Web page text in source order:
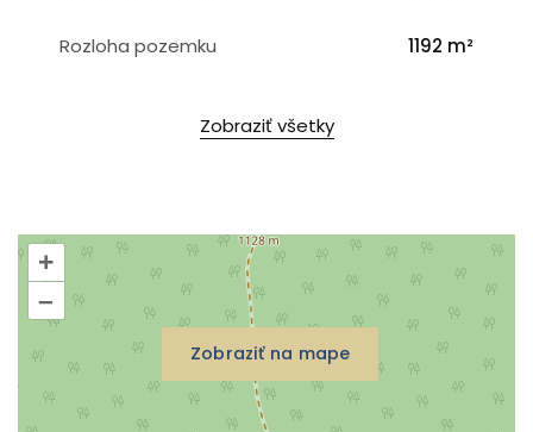
Rozloha pozemku 1192 m²
Zobraziť všetky
Zobraziť na mape
+
–